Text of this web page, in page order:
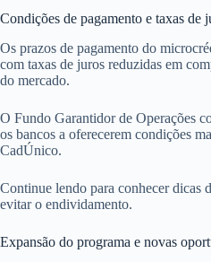
Condições de pagamento e taxas de
Os prazos de pagamento do
com taxas de juros reduzidas em
do mercado.
O Fundo Garantidor de Operações
os bancos a oferecerem condições
CadÚnico.
Continue lendo para conhecer dicas
evitar o endividamento.
Expansão do programa e novas